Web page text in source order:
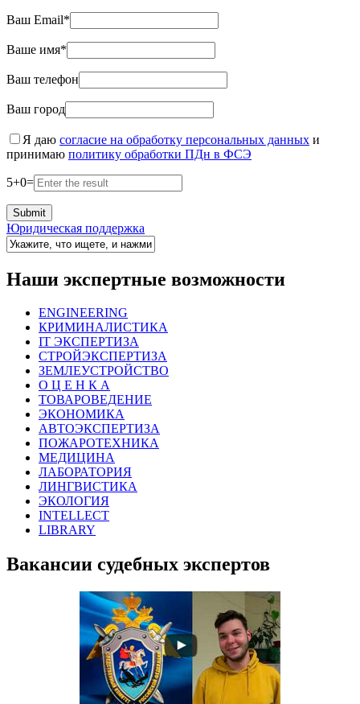
Ваш Email*
Ваше имя*
Ваш телефон
Ваш город
Я даю согласие на обработку персональных данных и
принимаю политику обработки ПДн в ФСЭ
5+0=
Юридическая поддержка
Наши экспертные возможности
ENGINEERING
КРИМИНАЛИСТИКА
IT ЭКСПЕРТИЗА
СТРОЙЭКСПЕРТИЗА
ЗЕМЛЕУСТРОЙСТВО
О Ц Е Н К А
ТОВАРОВЕДЕНИЕ
ЭКОНОМИКА
АВТОЭКСПЕРТИЗА
ПОЖАРОТЕХНИКА
МЕДИЦИНА
ЛАБОРАТОРИЯ
ЛИНГВИСТИКА
ЭКОЛОГИЯ
INTELLECT
LIBRARY
Вакансии судебных экспертов